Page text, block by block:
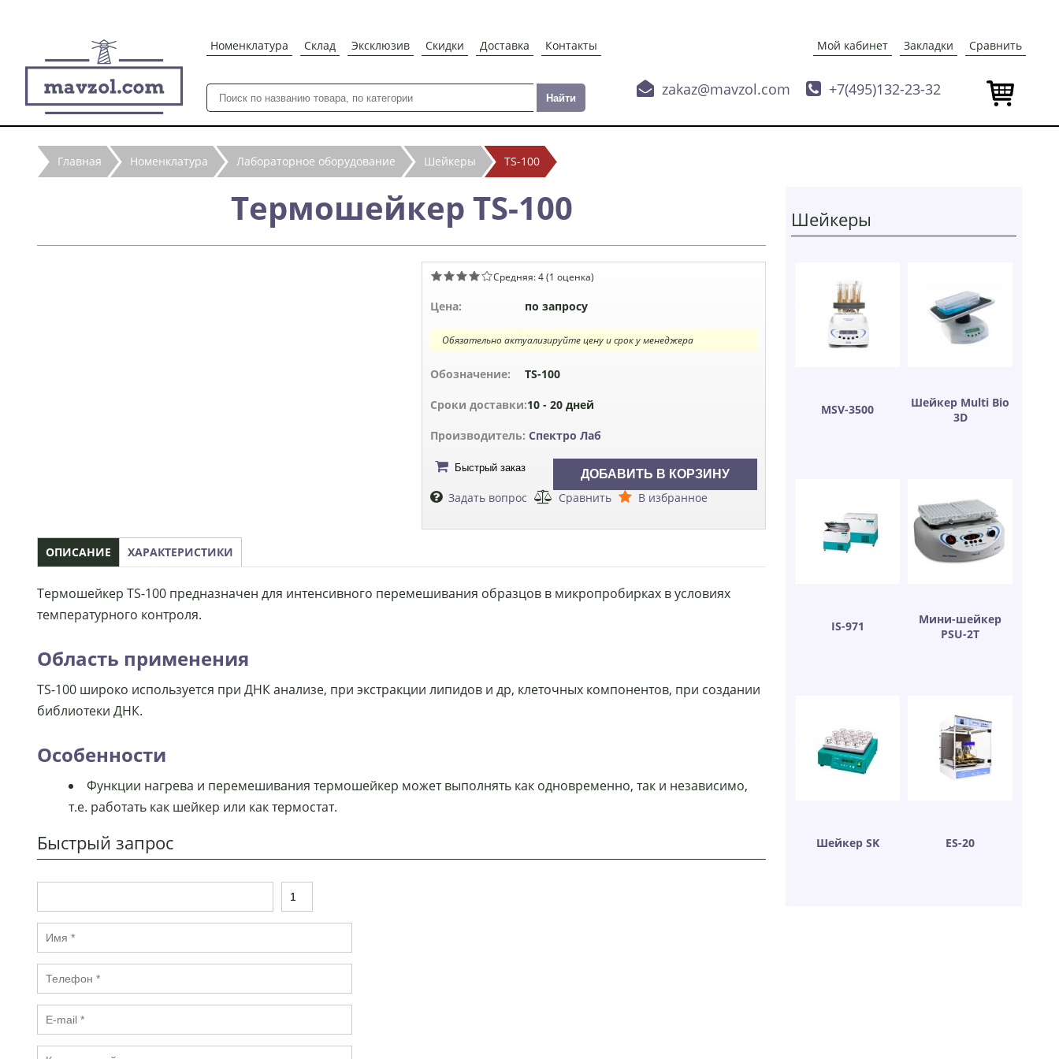
Номенклатура Склад Эксклюзив Скидки Доставка Контакты Мой кабинет Закладки Сравнить
 zakaz@mavzol.com  +7(495)132-23-32
Главная Номенклатура Лабораторное оборудование Шейкеры TS-100
Термошейкер TS-100
Средняя:4 (1 оценка)
Цена: по запросу
Обязательно актуализируйте цену и срок у менеджера
Обозначение: TS-100
Сроки доставки:10 - 20 дней
Производитель: Спектро Лаб
Быстрый заказ
Задать вопрос Сравнить В избранное
ОПИСАНИЕ ХАРАКТЕРИСТИКИ
Термошейкер TS-100 предназначен для интенсивного перемешивания образцов в микропробирках в условиях
температурного контроля.
Область применения
TS-100 широко используется при ДНК анализе, при экстракции липидов и др, клеточных компонентов, при создании
библиотеки ДНК.
Особенности
Функции нагрева и перемешивания термошейкер может выполнять как одновременно, так и независимо,
т.е. работать как шейкер или как термостат.
Быстрый запрос
в
р
л
ч
е
т
в
*
я
л
ф
о
m
Шейкеры
MSV-3500
Шейкер Multi Bio
3D
IS-971
Мини-шейкер
PSU-2T
Шейкер SK ES-20